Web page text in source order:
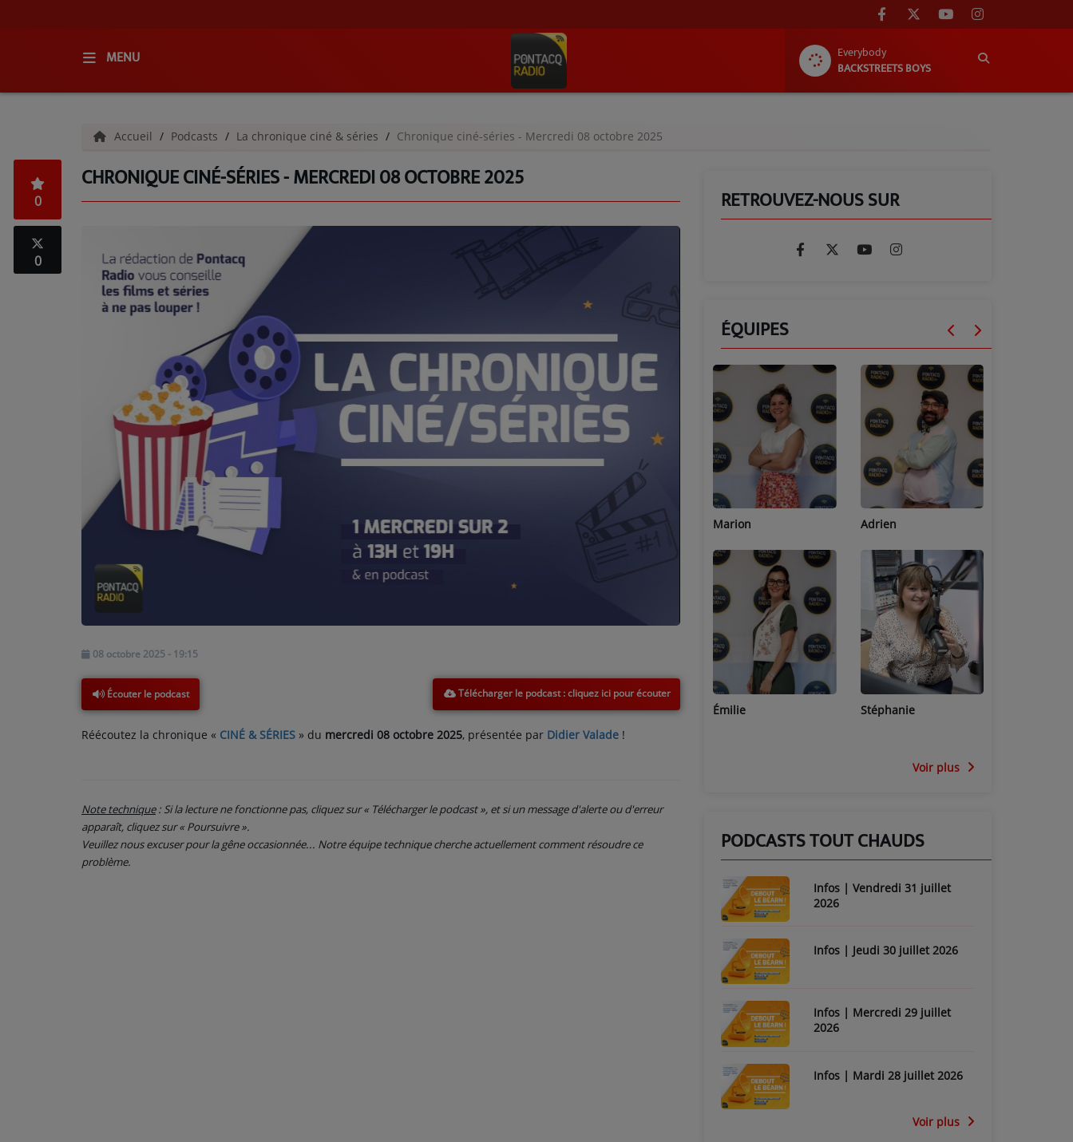
MENU
Everybody
BACKSTREETS BOYS
QUI SOMMES-NOUS ?
GRILLE DES PROGRAMMES
C'ÉTAIT QUOI CE TITRE ?
PODCASTS - SAISON 2026/2027
NOS PROGRAMMES COURTS
ARCHIVES - SAISONS PASSÉES
VOS ÉMISSIONS EN IMAGES
ANNONCEURS & ESPACE PRO
VOTRE PUBLICITÉ SUR PONTACQ RADIO
LOCATION DE STUDIOS
ÉDUCATION AUX MÉDIAS ET À
L'INFORMATION
EN QUOI ÇA CONSISTE ?
ÉCOUTEZ LES PRODUCTIONS
RECRUTEMENT
VENEZ DANS LE PUBLIC !
Accueil Podcasts La chronique ciné & séries Chronique ciné-séries - Mercredi 08 octobre 2025
CHRONIQUE CINÉ-SÉRIES - MERCREDI 08 OCTOBRE 2025
0
0
08 octobre 2025 - 19:15
Écouter le podcast Télécharger le podcast
Réécoutez la chronique « CINÉ & SÉRIES » du mercredi 08 octobre 2025, présentée par Didier Valade !
Note technique: Si la lecture ne fonctionne pas, cliquez sur « Télécharger le podcast », et si un message d'alerte ou d'erreur
apparaît, cliquez sur « Poursuivre ».
Veuillez nous excuser pour la gêne occasionnée... Notre équipe technique cherche actuellement comment résoudre ce
problème.
RETROUVEZ-NOUS SUR
ÉQUIPES
Marion
Émilie
Adrien
Stéphanie
Lucas
Jean-Michel
Voir plus
PODCASTS TOUT CHAUDS
Infos | Vendredi 31 juillet
2026
Infos | Jeudi 30 juillet 2026
Infos | Mercredi 29 juillet
2026
Infos | Mardi 28 juillet 2026
Voir plus